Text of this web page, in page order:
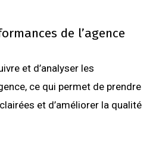
de l’agence
et d’analyser les
ce qui permet de prendre
et d’améliorer la qualité